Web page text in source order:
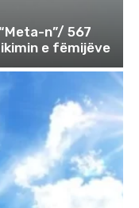
n”/ 567
e fëmijëve